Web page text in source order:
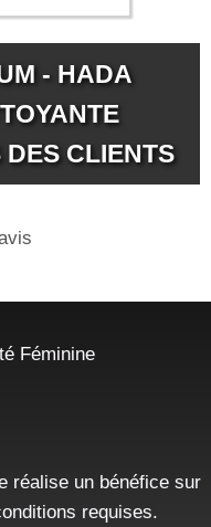
- HADA
CLIENTS
Féminine
réalise un bénéfice sur
requises.